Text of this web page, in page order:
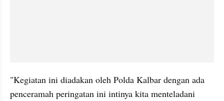
"Kegiatan ini diadakan oleh Polda Kalbar dengan ada
penceramah peringatan ini intinya kita menteladani